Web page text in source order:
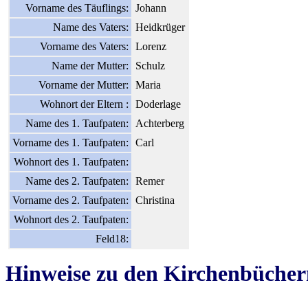
Vorname des Täuflings:
Johann
Name des Vaters:
Heidkrüger
Vorname des Vaters:
Lorenz
Name der Mutter:
Schulz
Vorname der Mutter:
Maria
Wohnort der Eltern :
Doderlage
Name des 1. Taufpaten:
Achterberg
Vorname des 1. Taufpaten:
Carl
Wohnort des 1. Taufpaten:
Name des 2. Taufpaten:
Remer
Vorname des 2. Taufpaten:
Christina
Wohnort des 2. Taufpaten:
Feld18:
Hinweise zu den